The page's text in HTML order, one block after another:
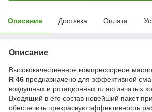
Описание Доставка Оплата
Описание
Высококачественное компрессорное масло
R 46 предназначено для эффективной
воздушных и ротационных пластинчатых
Входящий в его состав новейший пакет
обеспечить прекрасную эффективность